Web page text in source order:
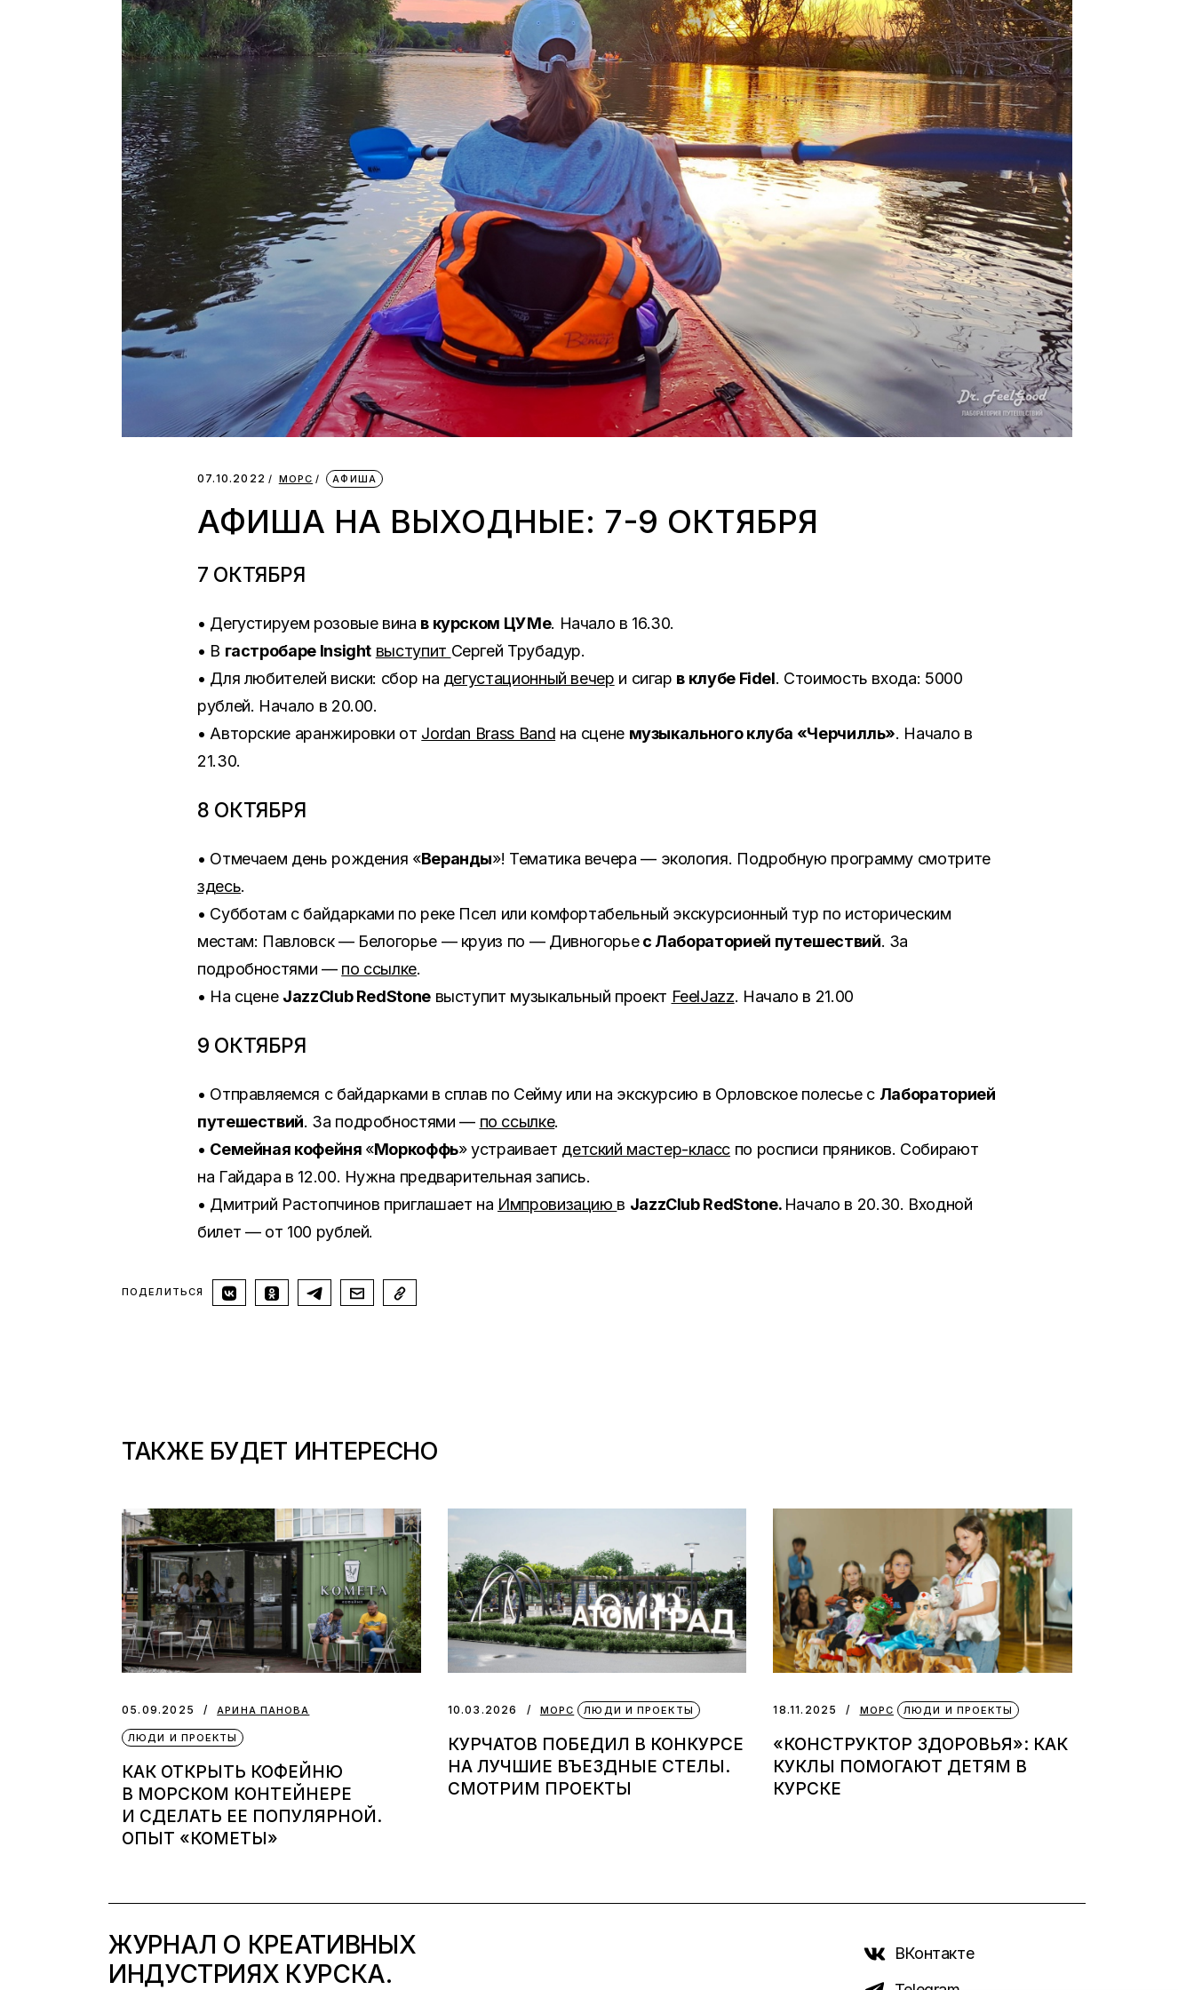
07.10.2022 МОРС АФИША
АФИША НА ВЫХОДНЫЕ: 7-9 ОКТЯБРЯ
7 ОКТЯБРЯ
• Дегустируем розовые вина в курском ЦУМе. Начало в 16.30.
• В гастробаре Insight выступит Сергей Трубадур.
• Для любителей виски: сбор на дегустационный вечер и сигар в клубе Fidel. Стоимость входа: 5000
рублей. Начало в 20.00.
• Авторские аранжировки от Jordan Brass Band на сцене музыкального клуба «Черчилль». Начало в
21.30.
8 ОКТЯБРЯ
• Отмечаем день рождения «Веранды»! Тематика вечера — экология. Подробную программу смотрите
здесь.
• Субботам с байдарками по реке Псел или комфортабельный экскурсионный тур по историческим
местам: Павловск — Белогорье — круиз по — Дивногорьес Лабораторией путешествий. За
подробностями — по ссылке.
• На сцене JazzClub RedStoneвыступит музыкальный проект FeelJazz. Начало в 21.00
9 ОКТЯБРЯ
• Отправляемся с байдарками в сплав по Сейму или на экскурсию в Орловское полесье с Лабораторией
путешествий. За подробностями — по ссылке.
• Семейная кофейня «Моркоффь» устраивает детский мастер-класс по росписи пряников. Собирают
на Гайдара в 12.00. Нужна предварительная запись.
• Дмитрий Растопчинов приглашает на Импровизацию в JazzClub RedStone. Начало в 20.30. Входной
билет — от 100 рублей.
ПОДЕЛИТЬСЯ
ТАКЖЕ БУДЕТ ИНТЕРЕСНО
05.09.2025 АРИНА ПАНОВА
ЛЮДИ И ПРОЕКТЫ
КАК ОТКРЫТЬ КОФЕЙНЮ
В МОРСКОМ КОНТЕЙНЕРЕ
И СДЕЛАТЬ ЕЕ ПОПУЛЯРНОЙ.
ОПЫТ «КОМЕТЫ»
10.03.2026 МОРС ЛЮДИ И ПРОЕКТЫ
КУРЧАТОВ ПОБЕДИЛ В КОНКУРСЕ
НА ЛУЧШИЕ ВЪЕЗДНЫЕ СТЕЛЫ.
СМОТРИМ ПРОЕКТЫ
18.11.2025 МОРС ЛЮДИ И ПРОЕКТЫ
«КОНСТРУКТОР ЗДОРОВЬЯ»: КАК
КУКЛЫ ПОМОГАЮТ ДЕТЯМ В
КУРСКЕ
ЖУРНАЛ О КРЕАТИВНЫХ
ИНДУСТРИЯХ КУРСКА.
ВКонтакте